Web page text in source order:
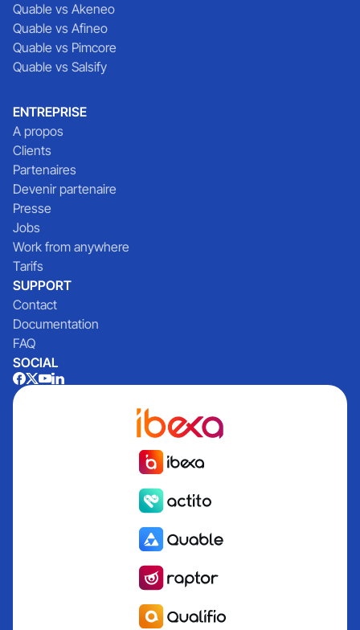
Quable vs Akeneo
Quable vs Afineo
Quable vs Pimcore
Quable vs Salsify
ENTREPRISE
A propos
Clients
Partenaires
Devenir partenaire
Presse
Jobs
Work from anywhere
Tarifs
SUPPORT
Contact
Documentation
FAQ
SOCIAL